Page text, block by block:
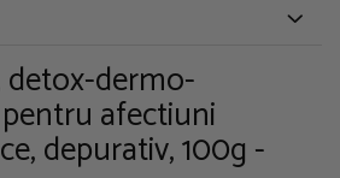
detox-dermo-
afectiuni
depurativ, 100g -